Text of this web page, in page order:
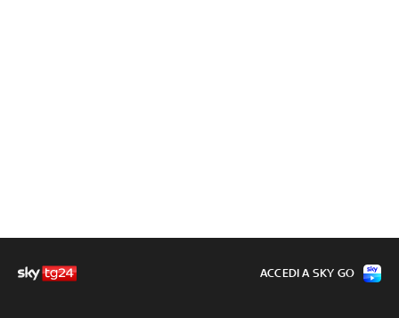
ACCEDI A SKY GO